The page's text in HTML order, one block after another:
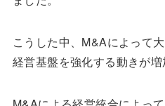
こうした中、M&Aによって
経営基盤を強化する動きが増